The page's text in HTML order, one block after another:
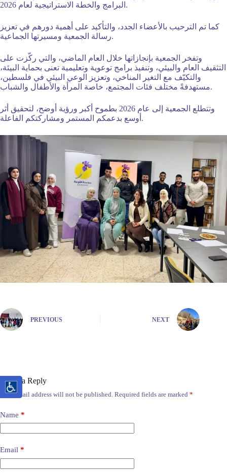
البرامج والخطة الاستراتيجية لعام 2026.
كما تم الترحيب بالأعضاء الجدد، والتأكيد على أهمية دورهم في تعزيز
رسالة الجمعية ومسيرتها الجماعية.
وتفخر الجمعية بإنجازاتها خلال العام الماضي، والتي ركّزت على
التثقيف العام والبيئي، وتنفيذ برامج توعوية وتعليمية تعنى بحماية البيئة،
والتكيّف مع التغير المناخي، وتعزيز الوعي البيئي في فلسطين،
مستهدفةً مختلف فئات المجتمع، خاصة المرأة والأطفال والشباب.
وتتطلع الجمعية إلى عام 2026 بطموح أكبر ورؤية أوضح، لتحقيق أثر
أوسع بدعمكم المستمر ومشاركتكم الفاعلة.
PREVIOUS NEXT
Leave a Reply
Your email address will not be published. Required fields are marked *
Name *
Email *